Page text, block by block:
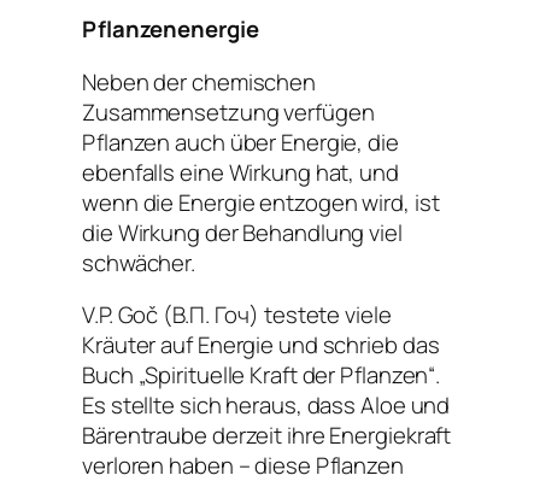
Pflanzenenergie
Neben der chemischen
Zusammensetzung verfügen
Pflanzen auch über Energie, die
ebenfalls eine Wirkung hat, und
wenn die Energie entzogen wird, ist
die Wirkung der Behandlung viel
schwächer.
V.P. Goč (В.П. Гоч) testete viele
Kräuter auf Energie und schrieb das
Buch „Spirituelle Kraft der Pflanzen“.
Es stellte sich heraus, dass Aloe und
Bärentraube derzeit ihre Energiekraft
verloren haben – diese Pflanzen